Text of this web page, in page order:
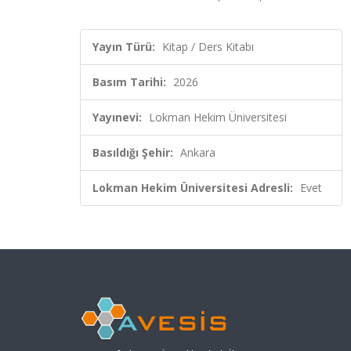
Yayın Türü: Kitap / Ders Kitabı
Basım Tarihi: 2026
Yayınevi: Lokman Hekim Üniversitesi
Basıldığı Şehir: Ankara
Lokman Hekim Üniversitesi Adresli: Evet